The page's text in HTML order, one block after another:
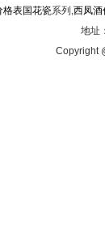
格表国花瓷系列,西凤酒
地址
Copyright